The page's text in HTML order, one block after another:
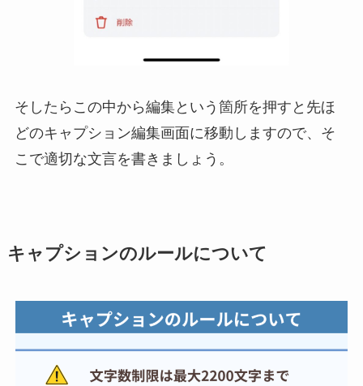
そしたらこの中から編集という箇所を押すと先ほ
どのキャプション編集画面に移動しますので、そ
こで適切な文言を書きましょう。
キャプションのルールについて